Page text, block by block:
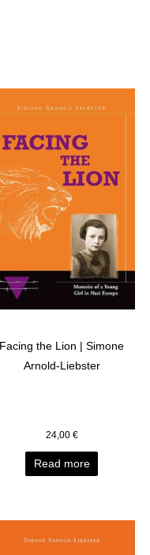
Facing the Lion | Simone
Arnold-Liebster
24,00 €
Read more